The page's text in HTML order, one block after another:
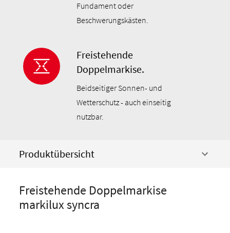
Fundament oder
Beschwerungskästen.
Freistehende
Doppelmarkise.
Beidseitiger Sonnen- und
Wetterschutz - auch einseitig
nutzbar.
Produktübersicht
Freistehende Doppelmarkise
markilux syncra